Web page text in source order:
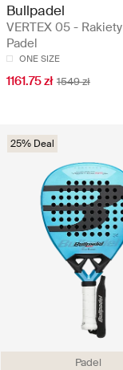
Bullpadel
VERTEX 05 - Rakiety
Padel
ONE SIZE
1161.75 zł 1549 zł
Padel
25% Deal